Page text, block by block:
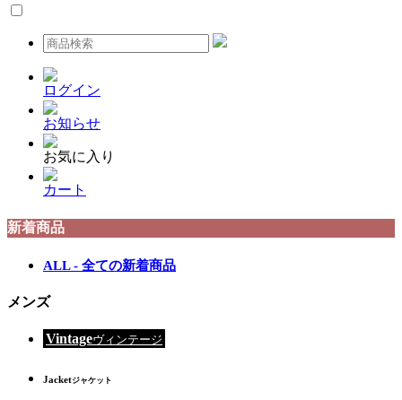
ログイン
お知らせ
お気に入り
カート
新着商品
ALL - 全ての新着商品
メンズ
Vintageヴィンテージ
Jacketジャケット